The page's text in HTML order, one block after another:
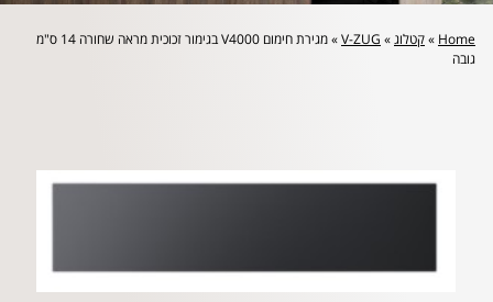
Home
»קטלוג»
V-ZUG
»
מגירת חימום V4000 בגימור זכוכית מראה שחורה 14 ס"מ
גובה